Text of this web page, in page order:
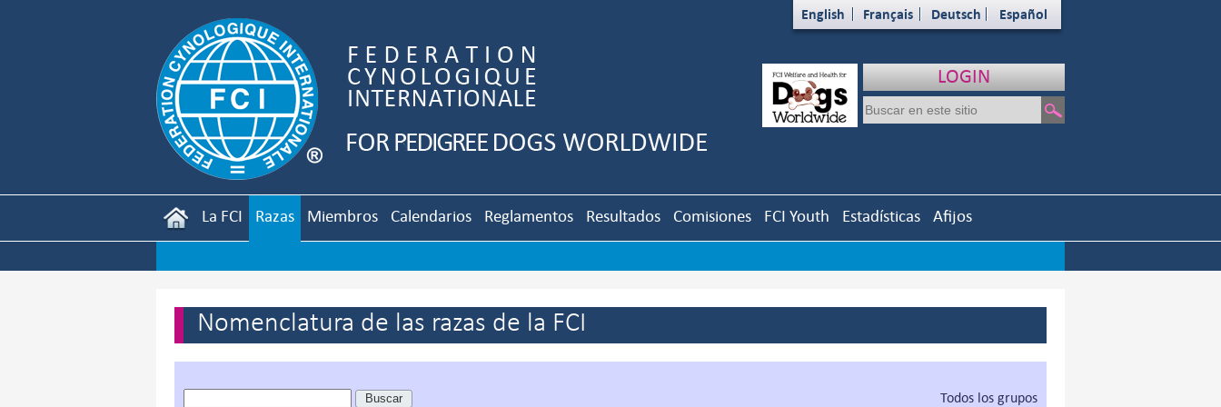
English Français Deutsch Español
LOGIN
La FCI Razas Miembros Calendarios Reglamentos Resultados Comisiones FCI Youth Estadísticas Afijos
Nomenclatura de las razas de la FCI
Todos los grupos